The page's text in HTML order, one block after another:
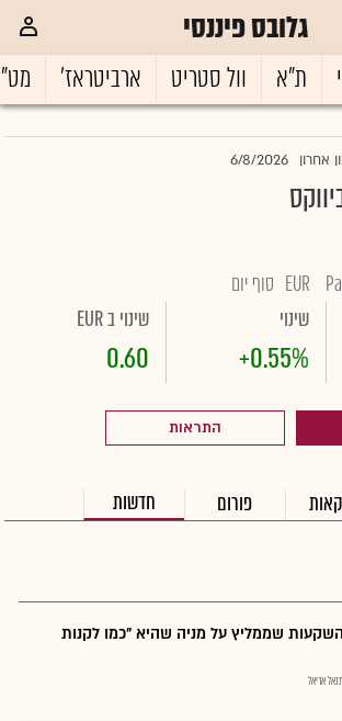
גלובס פיננסי
ת"א וול סטריט ארביטראז'
אחרון 6/8/2026
EUR סוף יום
שינוי
+0.55%
שינוי ב EUR
0.60
התראות
פורום חדשות
שממליץ על מניה שהיא "כמו לקנות
אריאל